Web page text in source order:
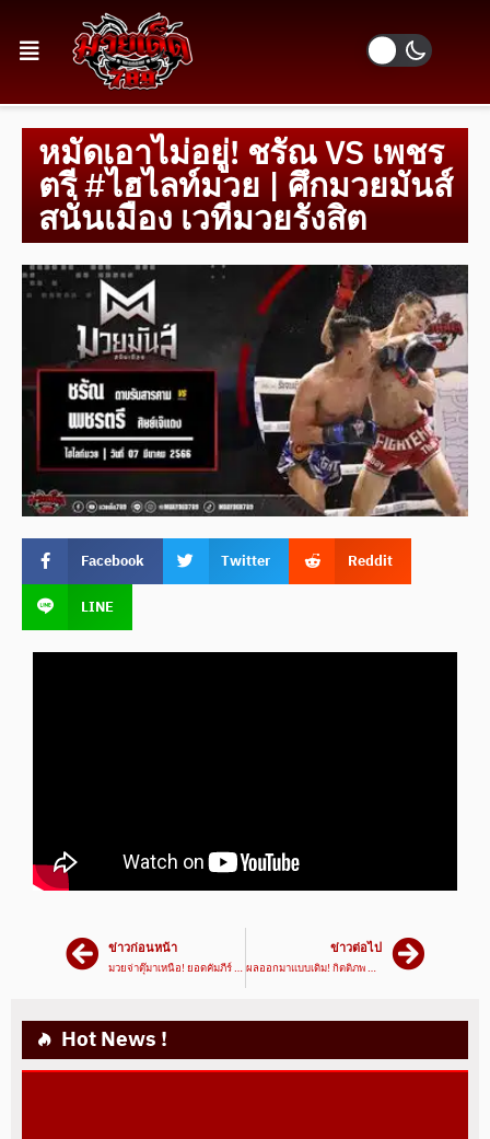
หมัดเอาไม่อยู่! ชรัณ VS เพชร
ตรี #ไฮไลท์มวย | ศึกมวยมันส์
สนั่นเมือง เวทีมวยรังสิต
Facebook Twitter
Reddit
LINE
ข่าวก่อนหน้า
มวยจ่าตุ๊มาเหนือ! ยอดคัมภีร์ VS ทรงเดช #ไฮไลท์มวย | ศึกมวยมันส์สนั่นเมือง เวทีมวยรังสิต
ข่าวต่อไป
ผลออกมาแบบเดิม! กิตติภพ VS ยอดกุมาร | ศึกมวยมันส์วันศุกร์ 10 มี.ค. 66
Hot News !